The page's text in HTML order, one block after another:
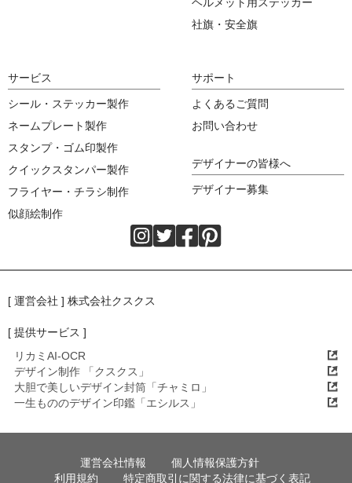
社旗・安全旗
サービス
シール・ステッカー製作
ネームプレート製作
スタンプ・ゴム印製作
クイックスタンパー製作
フライヤー・チラシ制作
似顔絵制作
サポート
よくあるご質問
お問い合わせ
デザイナーの皆様へ
デザイナー募集
[ 運営会社 ] 株式会社クスクス
[ 提供サービス ]
リカミAI-OCR
デザイン制作 「クスクス」
大胆で美しいデザイン封筒「チャミロ」
一生もののデザイン印鑑「エシルス」
運営会社情報
個人情報保護方針
利用規約
特定商取引に関する法律に基づく表記